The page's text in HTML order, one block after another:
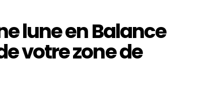
lune en Balance
votre zone de